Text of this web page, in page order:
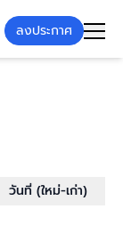
ลงประกาศ
วันที่ (ใหม่-เก่า)